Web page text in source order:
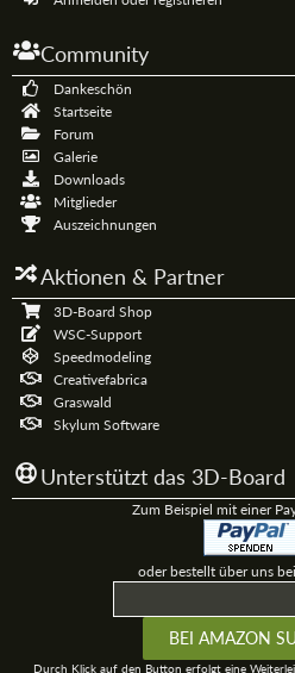
Community
Dankeschön
Startseite
Forum
Galerie
Downloads
Mitglieder
Auszeichnungen
Aktionen & Partner
3D-Board Shop
WSC-Support
Speedmodeling
Creativefabrica
Graswald
Skylum Software
Unterstützt das 3D-Board
Zum Beispiel mit einer
oder bestellt über uns
Durch Klick auf den Button erfolgt eine